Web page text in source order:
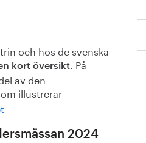
och hos de svenska
kort översikt. På
av den
illustrerar
2024